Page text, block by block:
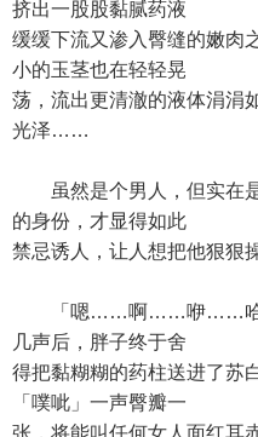
挤出一股股黏腻药液
缓缓下流又渗入臀缝的嫩肉
小的玉茎也在轻轻晃
荡，流出更清澈的液体涓涓
光泽……
虽然是个男人，但实在
的身份，才显得如此
禁忌诱人，让人想把他狠狠
「嗯……啊……咿……哈……
几声后，胖子终于舍
得把黏糊糊的药柱送进了苏
「噗呲」一声臀瓣一
张，将能叫任何女人面红耳